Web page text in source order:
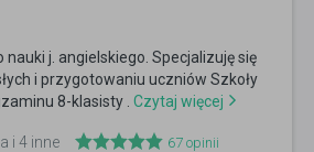
j. angielskiego. Specjalizuję się
i przygotowaniu uczniów Szkoły
8-klasisty . Czytaj więcej
i 4 inne 67 opinii